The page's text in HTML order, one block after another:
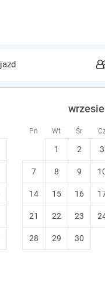
Pn Wt Śr
1 2 3
7 8 9
14 15 16
21 22 23
28 29 30
ANDERSA I -
km od Augustówek)
Zwierzęta mile